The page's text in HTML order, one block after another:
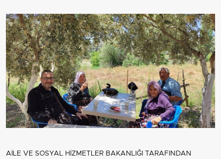
AİLE VE SOSYAL HİZMETLER BAKANLIĞI TARAFINDAN